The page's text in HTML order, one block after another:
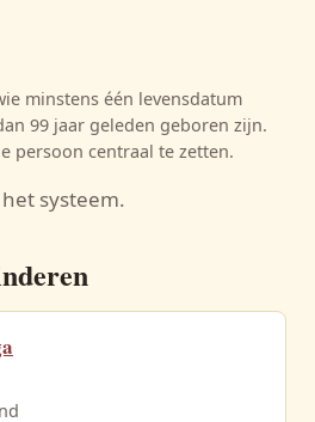
minstens één levensdatum
99 jaar geleden geboren zijn.
persoon centraal te zetten.
systeem.